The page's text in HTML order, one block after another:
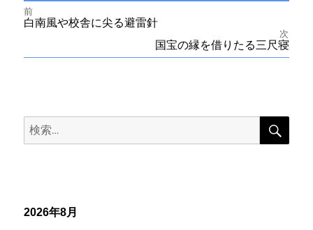
投
ゲ
前
前
の
白南風や校舎に尖る避雷針
次
国宝の縁を借りたる三尺寝
検
索:
検
2026年8月